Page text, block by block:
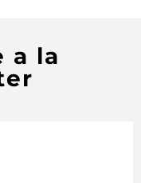
a la